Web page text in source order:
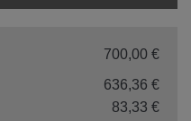
700,00 €
636,36 €
83,33 €